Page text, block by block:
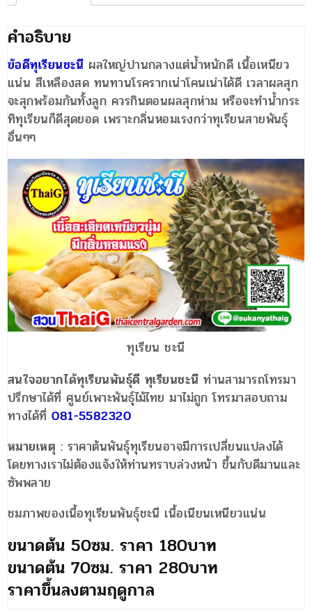
คำอธิบาย
ข้อดีทุเรียนชะนี ผลใหญ่ปานกลางแต่น้ำหนักดี เนื้อเหนียว
แน่น สีเหลืองสด ทนทานโรครากเน่าโคนเน่าได้ดี เวลาผลสุก
จะสุกพร้อมกันทั้งลูก ควรกินตอนผลสุกห่าม หรือจะทำน้ำกระ
ทิทุเรียนก็ดีสุดยอด เพราะกลิ่นหอมเรงกว่าทุเรียนสายพันธุ์
อื่นๆๆ
ทุเรียน ชะนี
สนใจอยากได้ทุเรียนพันธุ์ดี ทุเรียนชะนี ท่านสามารถโทรมา
ปรึกษาได้ที่ ศูนย์เพาะพันธุ์ไม้ไทย มาไม่ถูก โทรมาสอบถาม
ทางได้ที่081-5582320
หมายเหตุ : ราคาต้นพันธุ์ทุเรียนอาจมีการเปลี่ยนแปลงได้
โดยทางเราไม่ต้องแจ้งให้ท่านทราบล่วงหน้า ขึ้นกับดีมานและ
ซัพพลาย
ชมภาพของเนื้อทุเรียนพันธุ์ชะนี เนื้อเนียนเหนียวแน่น
ขนาดต้น 50ซม. ราคา 180บาท
ขนาดต้น 70ซม. ราคา 280บาท
ราคาขึ้นลงตามฤดูกาล